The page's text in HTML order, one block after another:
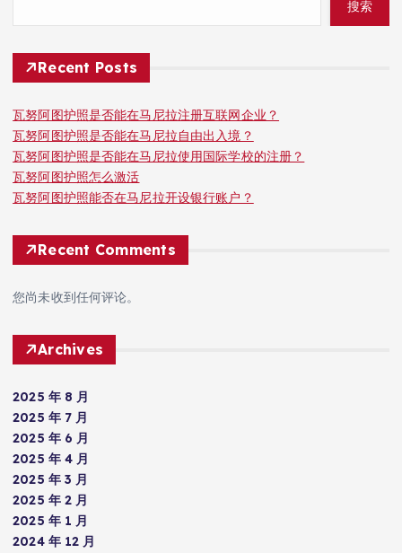
搜索
Recent Posts
瓦努阿图护照是否能在马尼拉注册互联网企业？
瓦努阿图护照是否能在马尼拉自由出入境？
瓦努阿图护照是否能在马尼拉使用国际学校的注册？
瓦努阿图护照怎么激活
瓦努阿图护照能否在马尼拉开设银行账户？
Recent Comments
您尚未收到任何评论。
Archives
2025 年 8 月
2025 年 7 月
2025 年 6 月
2025 年 4 月
2025 年 3 月
2025 年 2 月
2025 年 1 月
2024 年 12 月